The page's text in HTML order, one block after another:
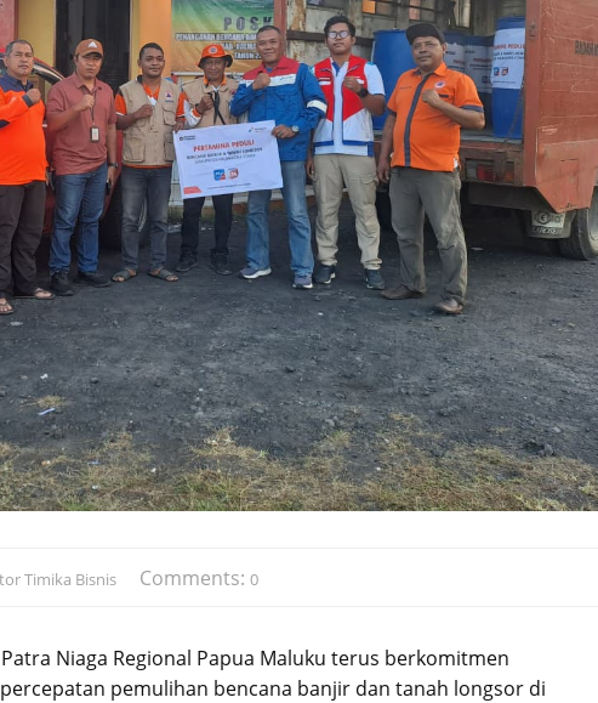
Timika Bisnis Comments: 0
Niaga Regional Papua Maluku terus berkomitmen
pemulihan bencana banjir dan tanah longsor di